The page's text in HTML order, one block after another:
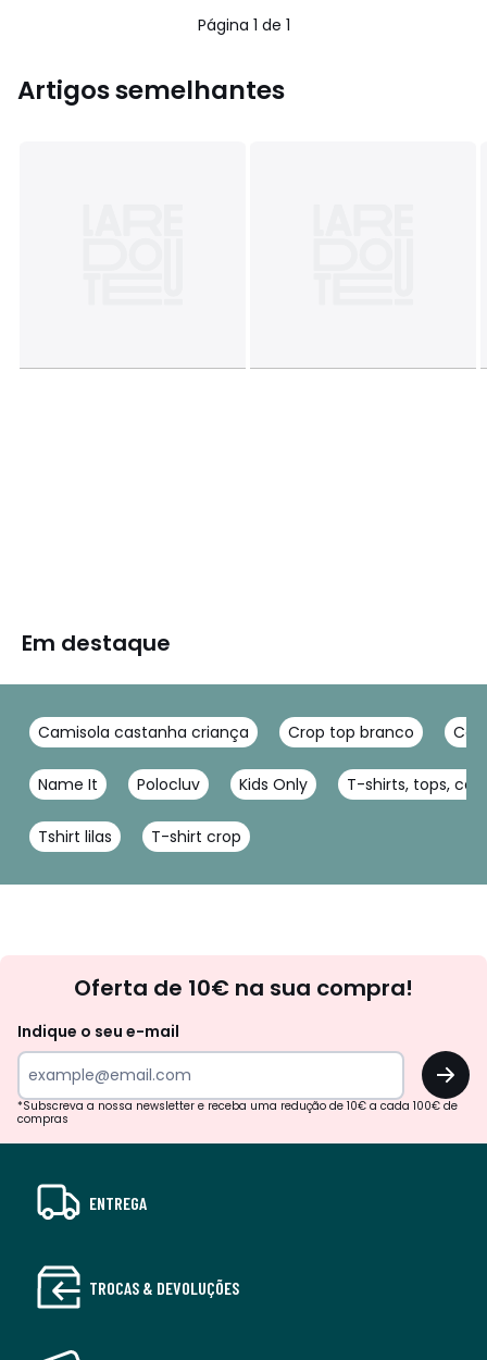
Página 1 de 1
Artigos semelhantes
Em destaque
Camisola castanha criança Crop top branco
Name It Polocluv Kids Only T-shirts, tops,
Tshirt lilas T-shirt crop
Oferta de 10€ na sua compra!
Indique o seu e-mail
OK
*Subscreva a nossa newsletter e receba uma redução de 10€ a cada 100€ de
compras
ENTREGA
TROCAS & DEVOLUÇÕES